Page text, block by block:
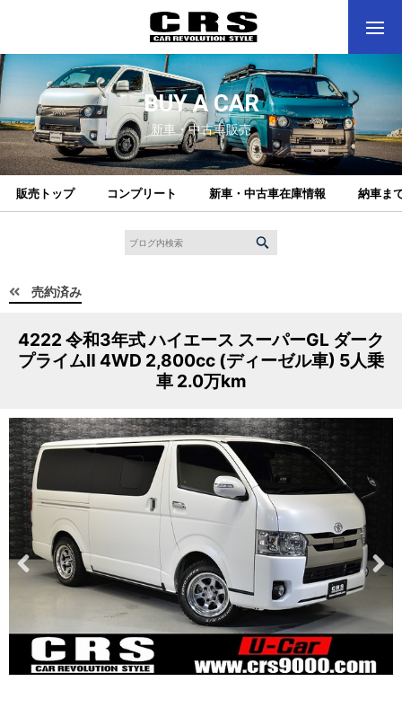
BUY A CAR
新車・中古車販売
販売トップ コンプリート 新車・中古車在庫情報 納車ま
売約済み
4222 令和3年式 ハイエース スーパーGL ダーク
プライムⅡ 4WD 2,800cc (ディーゼル車) 5人乗
車 2.0万km